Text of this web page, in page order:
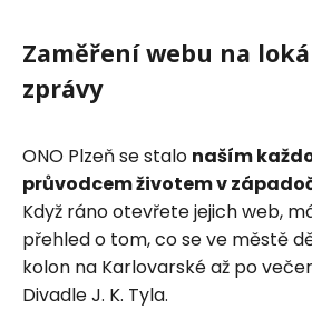
Zaměření webu na
zprávy
ONO Plzeň se stalo naším
průvodcem životem v
Když ráno otevřete jejich web,
přehled o tom, co se ve městě
kolon na Karlovarské až po
Divadle J. K. Tyla.